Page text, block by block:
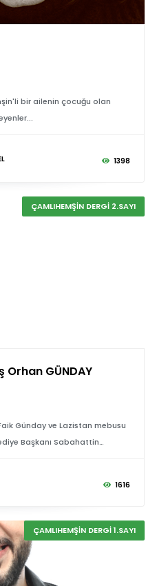
bir ailenin çocuğu olan
1398
ÇAMLIHEMŞİN DERGİ 2.SAYI
Orhan GÜNDAY
Günday ve Lazistan mebusu
Başkanı Sabahattin
1616
ÇAMLIHEMŞİN DERGİ 1.SAYI